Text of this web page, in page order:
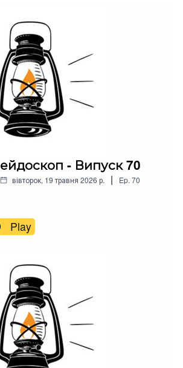
- Випуск 70
вівторок, 19 травня 2026 р. | Ep. 70
Play